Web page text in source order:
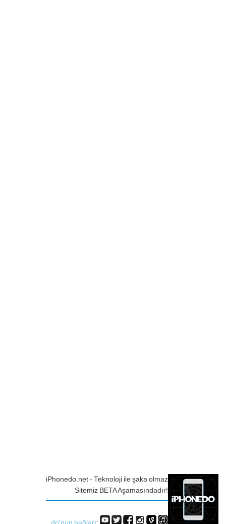
iPhonedo.net - Teknoloji ile şaka olmaz
Sitemiz BETA Aşamasındadır!